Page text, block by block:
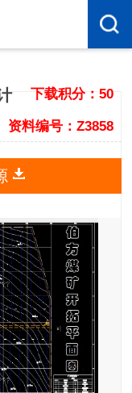
下载积分：50
资料编号：Z3858